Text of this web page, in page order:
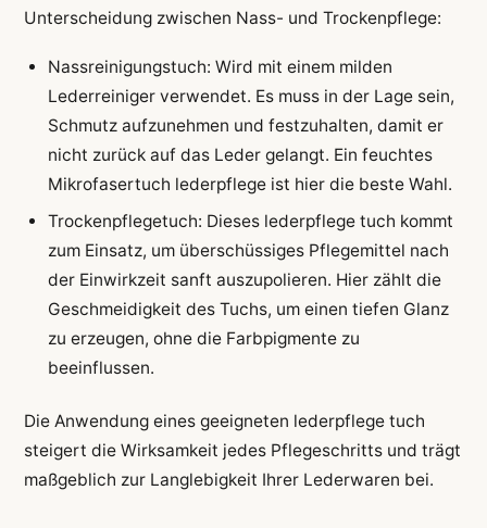
Unterscheidung zwischen Nass- und Trockenpflege:
Nassreinigungstuch: Wird mit einem milden
Lederreiniger verwendet. Es muss in der Lage sein,
Schmutz aufzunehmen und festzuhalten, damit er
nicht zurück auf das Leder gelangt. Ein feuchtes
Mikrofasertuch lederpflege ist hier die beste Wahl.
Trockenpflegetuch: Dieses lederpflege tuch kommt
zum Einsatz, um überschüssiges Pflegemittel nach
der Einwirkzeit sanft auszupolieren. Hier zählt die
Geschmeidigkeit des Tuchs, um einen tiefen Glanz
zu erzeugen, ohne die Farbpigmente zu
beeinflussen.
Die Anwendung eines geeigneten lederpflege tuch
steigert die Wirksamkeit jedes Pflegeschritts und trägt
maßgeblich zur Langlebigkeit Ihrer Lederwaren bei.